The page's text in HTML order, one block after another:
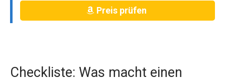
Preis prüfen
Checkliste: Was macht einen